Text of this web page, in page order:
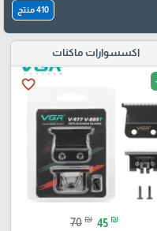
410 منتج
اكسسوارات ماكنات
favorite_border
70 ₪ 45 ₪